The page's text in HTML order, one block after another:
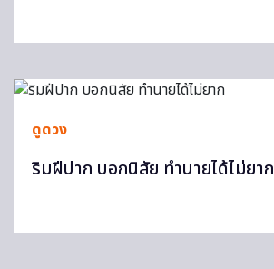
ดูดวง
ริมฝีปาก บอกนิสัย ทำนายได้ไม่ยาก